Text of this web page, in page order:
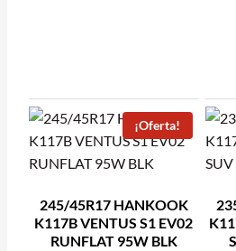
¡Oferta!
245/45R17 HANKOOK
K117B VENTUS S1 EV02
RUNFLAT 95W BLK